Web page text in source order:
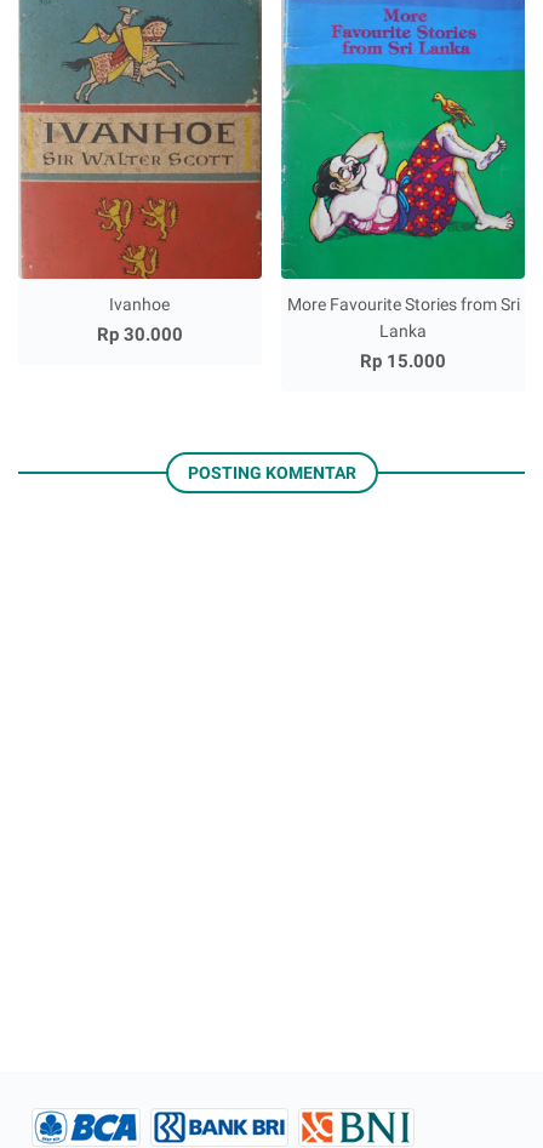
Ivanhoe
Rp 30.000
More Favourite Stories from Sri
Lanka
Rp 15.000
POSTING KOMENTAR